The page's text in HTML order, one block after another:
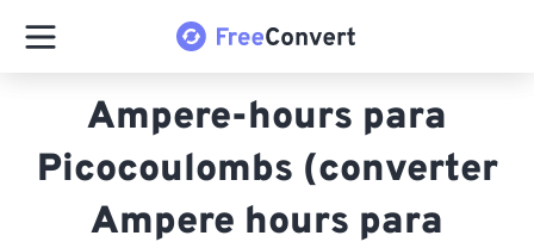
Ampere-hours para
Picocoulombs (converter
Ampere hours para